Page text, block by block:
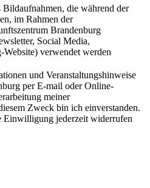
Bildaufnahmen, die während der
im Rahmen der
Brandenburg
Social Media,
verwendet werden
und Veranstaltungshinweise
per E-mail oder Online-
meiner
Zweck bin ich einverstanden.
Einwilligung jederzeit widerrufen